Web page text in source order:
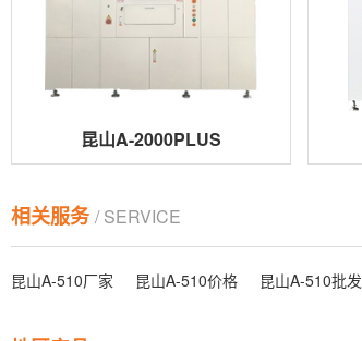
昆山A-2000PLUS
相关服务/ SERVICE
昆山A-510厂家 昆山A-510价格 昆山A-510批发